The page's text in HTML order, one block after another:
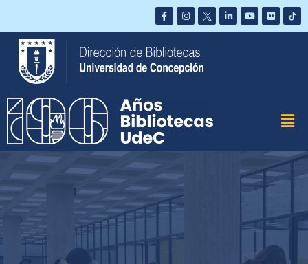
Saltar
contenido